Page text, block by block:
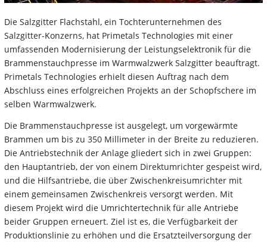
Die Salzgitter Flachstahl, ein Tochterunternehmen des
Salzgitter-Konzerns, hat Primetals Technologies mit einer
umfassenden Modernisierung der Leistungselektronik für die
Brammenstauchpresse im Warmwalzwerk Salzgitter beauftragt.
Primetals Technologies erhielt diesen Auftrag nach dem
Abschluss eines erfolgreichen Projekts an der Schopfschere im
selben Warmwalzwerk.
Die Brammenstauchpresse ist ausgelegt, um vorgewärmte
Brammen um bis zu 350 Millimeter in der Breite zu reduzieren.
Die Antriebstechnik der Anlage gliedert sich in zwei Gruppen:
den Hauptantrieb, der von einem Direktumrichter gespeist wird,
und die Hilfsantriebe, die über Zwischenkreisumrichter mit
einem gemeinsamen Zwischenkreis versorgt werden. Mit
diesem Projekt wird die Umrichtertechnik für alle Antriebe
beider Gruppen erneuert. Ziel ist es, die Verfügbarkeit der
Produktionslinie zu erhöhen und die Ersatzteilversorgung der